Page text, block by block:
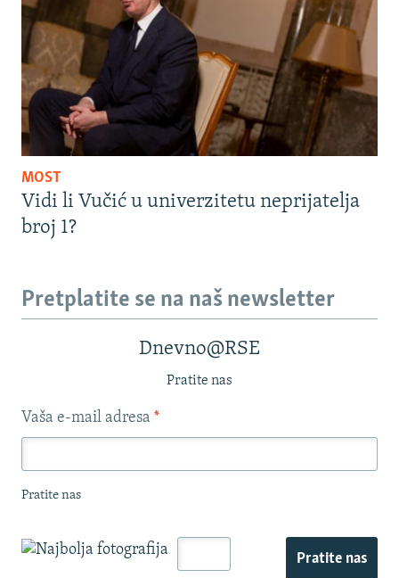
MOST
Vidi li Vučić u univerzitetu neprijatelja
broj 1?
Pretplatite se na naš newsletter
Dnevno@RSE
Pratite nas
Vaša e-mail adresa *
Pratite nas
Pratite nas